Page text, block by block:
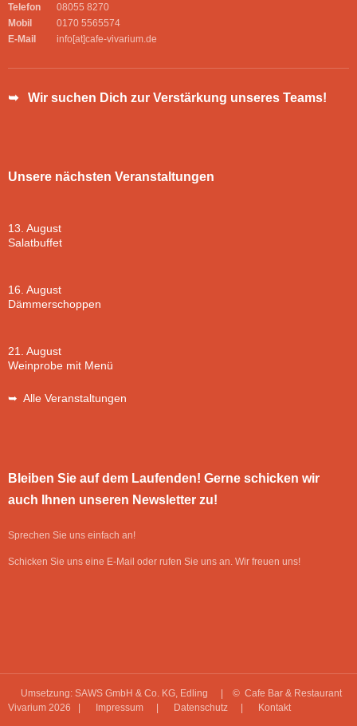
Telefon
08055 8270
Mobil
0170 5565574
E-Mail
info[at]cafe-vivarium.de
➥ Wir suchen Dich zur Verstärkung unseres Teams!
Unsere nächsten Veranstaltungen
13. August
Salatbuffet
16. August
Dämmerschoppen
21. August
Weinprobe mit Menü
➥ Alle Veranstaltungen
Bleiben Sie auf dem Laufenden! Gerne schicken wir
auch Ihnen unseren Newsletter zu!
Sprechen Sie uns einfach an!
Schicken Sie uns eine E-Mail oder rufen Sie uns an. Wir freuen uns!
Umsetzung: SAWS GmbH & Co. KG, Edling
| © Cafe Bar & Restaurant
Vivarium 2026 |
Impressum Datenschutz Kontakt